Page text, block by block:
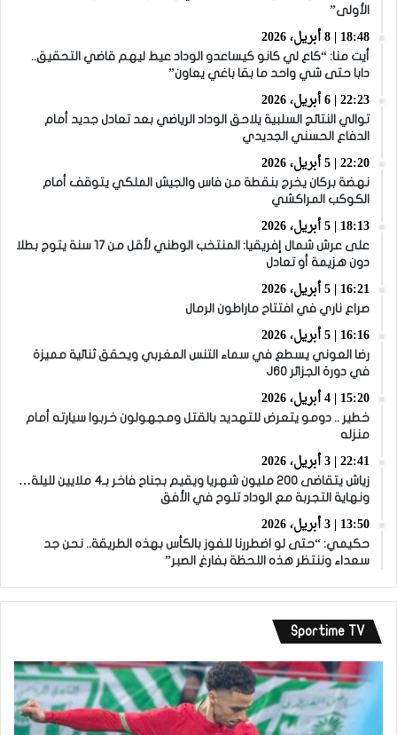
الأولى”
18:48 | 8 أبريل، 2026
أيت منا: “كاع لي كانو كيساعدو الوداد عيط ليهم قاضي التحقيق..
دابا حتى شي واحد ما بقا باغي يعاون”
22:23 | 6 أبريل، 2026
توالي النتائج السلبية يلاحق الوداد الرياضي بعد تعادل جديد أمام
الدفاع الحسني الجديدي
22:20 | 5 أبريل، 2026
نهضة بركان يخرج بنقطة من فاس والجيش الملكي يتوقف أمام
الكوكب المراكشي
18:13 | 5 أبريل، 2026
على عرش شمال إفريقيا: المنتخب الوطني لأقل من 17 سنة يتوج بطلا
دون هزيمة أو تعادل
16:21 | 5 أبريل، 2026
صراع ناري في افتتاح ماراطون الرمال
16:16 | 5 أبريل، 2026
رضا العوني يسطع في سماء التنس المغربي ويحقق ثنائية مميزة
في دورة الجزائر J60
15:20 | 4 أبريل، 2026
خطير .. دومو يتعرض للتهديد بالقتل ومجهولون خربوا سيارته أمام
منزله
22:41 | 3 أبريل، 2026
زياش يتقاضى 200 مليون شهريا ويقيم بجناح فاخر بـ4 ملايين لليلة…
ونهاية التجربة مع الوداد تلوح في الأفق
13:50 | 3 أبريل، 2026
حكيمي: “حتى لو اضطررنا للفوز بالكأس بهذه الطريقة.. نحن جد
سعداء وننتظر هذه اللحظة بفارغ الصبر”
Sportime TV